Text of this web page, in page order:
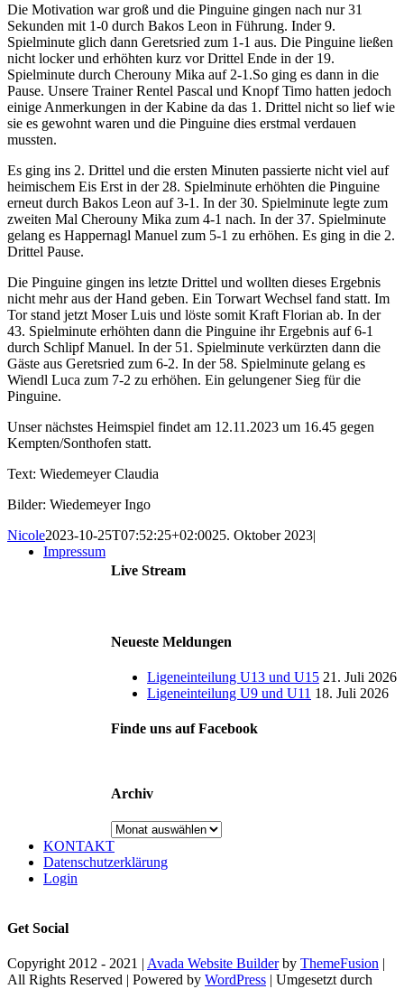
Die Motivation war groß und die Pinguine gingen nach nur 31
Sekunden mit 1-0 durch Bakos Leon in Führung. Inder 9.
Spielminute glich dann Geretsried zum 1-1 aus. Die Pinguine ließen
nicht locker und erhöhten kurz vor Drittel Ende in der 19.
Spielminute durch Cherouny Mika auf 2-1.So ging es dann in die
Pause. Unsere Trainer Rentel Pascal und Knopf Timo hatten jedoch
einige Anmerkungen in der Kabine da das 1. Drittel nicht so lief wie
sie es gewohnt waren und die Pinguine dies erstmal verdauen
mussten.
Es ging ins 2. Drittel und die ersten Minuten passierte nicht viel auf
heimischem Eis Erst in der 28. Spielminute erhöhten die Pinguine
erneut durch Bakos Leon auf 3-1. In der 30. Spielminute legte zum
zweiten Mal Cherouny Mika zum 4-1 nach. In der 37. Spielminute
gelang es Happernagl Manuel zum 5-1 zu erhöhen. Es ging in die 2.
Drittel Pause.
Die Pinguine gingen ins letzte Drittel und wollten dieses Ergebnis
nicht mehr aus der Hand geben. Ein Torwart Wechsel fand statt. Im
Tor stand jetzt Moser Luis und löste somit Kraft Florian ab. In der
43. Spielminute erhöhten dann die Pinguine ihr Ergebnis auf 6-1
durch Schlipf Manuel. In der 51. Spielminute verkürzten dann die
Gäste aus Geretsried zum 6-2. In der 58. Spielminute gelang es
Wiendl Luca zum 7-2 zu erhöhen. Ein gelungener Sieg für die
Pinguine.
Unser nächstes Heimspiel findet am 12.11.2023 um 16.45 gegen
Kempten/Sonthofen statt.
Text: Wiedemeyer Claudia
Bilder: Wiedemeyer Ingo
Nicole2023-10-25T07:52:25+02:0025. Oktober 2023|
Live Stream
Neueste Meldungen
Ligeneinteilung U13 und U15 21. Juli 2026
Ligeneinteilung U9 und U11 18. Juli 2026
Finde uns auf Facebook
Archiv
Archiv
Impressum
KONTAKT
Datenschutzerklärung
Login
Get Social
Copyright 2012 - 2021 | Avada Website Builderby ThemeFusion
All Rights Reserved | Powered by WordPress | Umgesetzt durch